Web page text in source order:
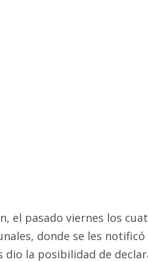
el pasado viernes los
donde se les notificó
dio la posibilidad de